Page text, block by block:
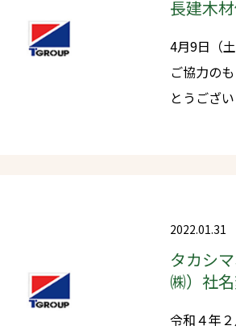
長建木
4月9日（
ご協力の
とうござ
2022.01.31
タカシ
㈱）社
令和４年